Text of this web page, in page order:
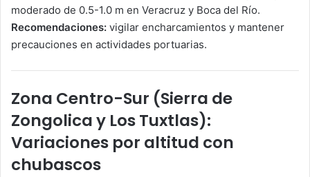
moderado de 0.5-1.0 m en Veracruz y Boca del Río.
Recomendaciones: vigilar encharcamientos y mantener
precauciones en actividades portuarias.
Zona Centro-Sur (Sierra de
Zongolica y Los Tuxtlas):
Variaciones por altitud con
chubascos